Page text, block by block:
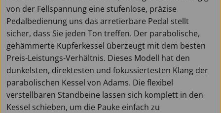
von der Fellspannung eine stufenlose, präzise
Pedalbedienung uns das arretierbare Pedal stellt
sicher, dass Sie jeden Ton treffen. Der parabolische,
gehämmerte Kupferkessel überzeugt mit dem besten
Preis-Leistungs-Verhältnis. Dieses Modell hat den
dunkelsten, direktesten und fokussiertesten Klang der
parabolischen Kessel von Adams. Die flexibel
verstellbaren Standbeine lassen sich komplett in den
Kessel schieben, um die Pauke einfach zu